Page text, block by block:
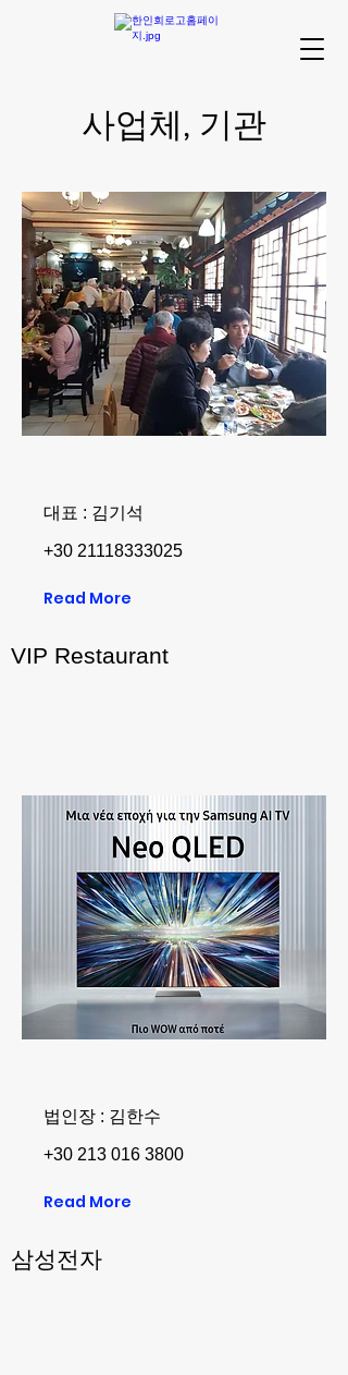
​사업체, 기관
대표 : 김기석
+30 21118333025
Read More
VIP Restaurant
법인장 : 김한수
+30 213 016 3800
Read More
삼성전자